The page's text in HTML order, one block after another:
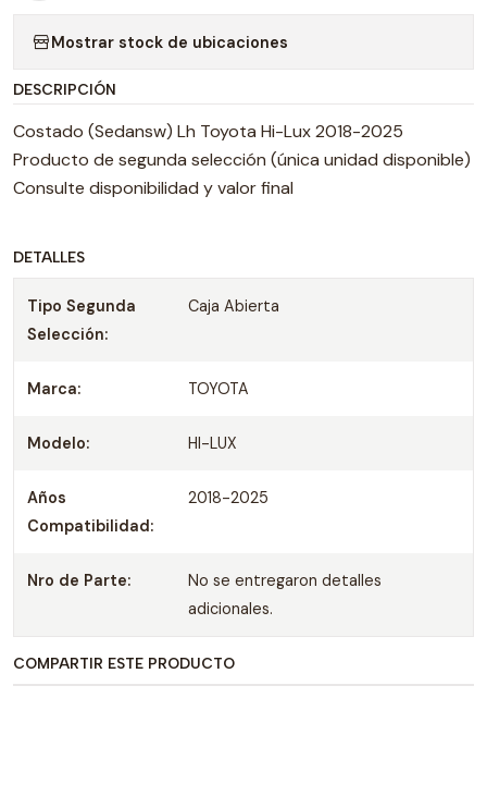
Mostrar stock de ubicaciones
DESCRIPCIÓN
Costado (Sedansw) Lh Toyota Hi-Lux 2018-2025
Producto de segunda selección (única unidad disponible)
Consulte disponibilidad y valor final
DETALLES
Tipo Segunda
Selección:
Caja Abierta
Marca: TOYOTA
Modelo: HI-LUX
Años
Compatibilidad:
2018-2025
Nro de Parte:
No se entregaron detalles
adicionales.
COMPARTIR ESTE PRODUCTO